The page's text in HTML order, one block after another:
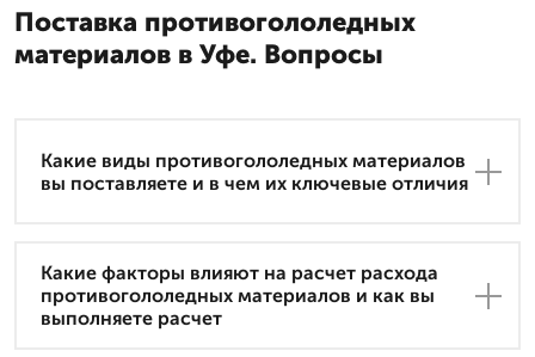
Поставка противогололедных
материалов в Уфе. Вопросы
Какие виды противогололедных материалов
вы поставляете и в чем их ключевые отличия
Какие факторы влияют на расчет расхода
противогололедных материалов и как вы
выполняете расчет